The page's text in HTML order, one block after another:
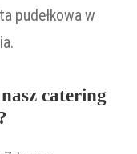
pudełkowa w
catering